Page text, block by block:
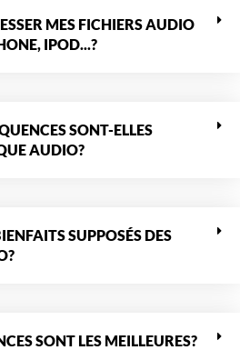
MES FICHIERS AUDIO
IPOD...?
SONT-ELLES
AUDIO?
SUPPOSÉS DES
SONT LES MEILLEURES?